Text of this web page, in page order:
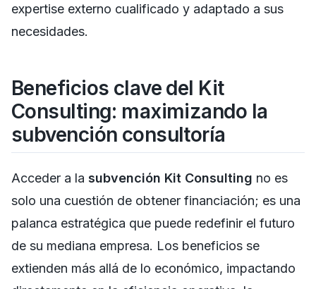
expertise externo cualificado y adaptado a sus
necesidades.
Beneficios clave del Kit
Consulting: maximizando la
subvención consultoría
Acceder a la subvención Kit Consulting no es
solo una cuestión de obtener financiación; es una
palanca estratégica que puede redefinir el futuro
de su mediana empresa. Los beneficios se
extienden más allá de lo económico, impactando